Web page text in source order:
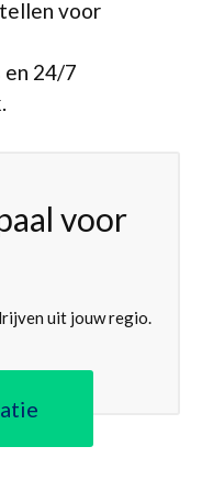
voor
24/7
voor
uit jouw regio.